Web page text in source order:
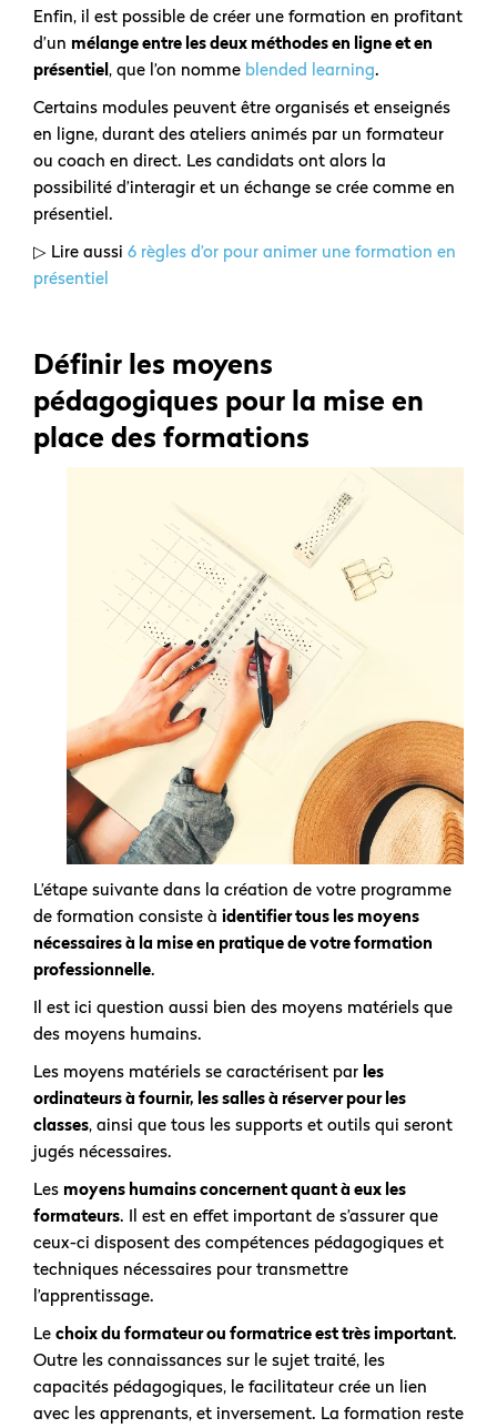
Enfin, il est possible de créer une formation en profitant
d’un mélange entre les deux méthodes en ligne et en
présentiel, que l’on nomme blended learning.
Certains modules peuvent être organisés et enseignés
en ligne, durant des ateliers animés par un formateur
ou coach en direct. Les candidats ont alors la
possibilité d’interagir et un échange se crée comme en
présentiel.
▷ Lire aussi 6 règles d’or pour animer une formation en
présentiel
Définir les moyens
pédagogiques pour la mise en
place des formations
L’étape suivante dans la création de votre programme
de formation consiste à identifier tous les moyens
nécessaires à la mise en pratique de votre formation
professionnelle.
Il est ici question aussi bien des moyens matériels que
des moyens humains.
Les moyens matériels se caractérisent par les
ordinateurs à fournir, les salles à réserver pour les
classes, ainsi que tous les supports et outils qui seront
jugés nécessaires.
Les moyens humains concernent quant à eux les
formateurs. Il est en effet important de s’assurer que
ceux-ci disposent des compétences pédagogiques et
techniques nécessaires pour transmettre
l’apprentissage.
Le choix du formateur ou formatrice est très important.
Outre les connaissances sur le sujet traité, les
capacités pédagogiques, le facilitateur crée un lien
avec les apprenants, et inversement. La formation reste